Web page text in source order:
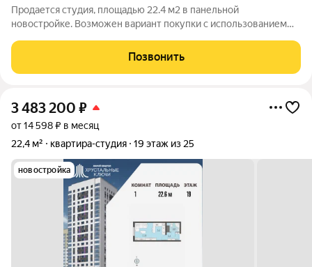
Продается студия, площадью 22.4 м2 в панельной
новостройке. Возможен вариант покупки с использованием
отделка под ключ. Квартира располагается на 17 этаже 25-
этажного дома в ЖК Хрустальные
Позвонить
3 483 200 ₽
от 14 598 ₽ в месяц
22,4 м²
квартира-студия 19 этаж из 25
новостройка